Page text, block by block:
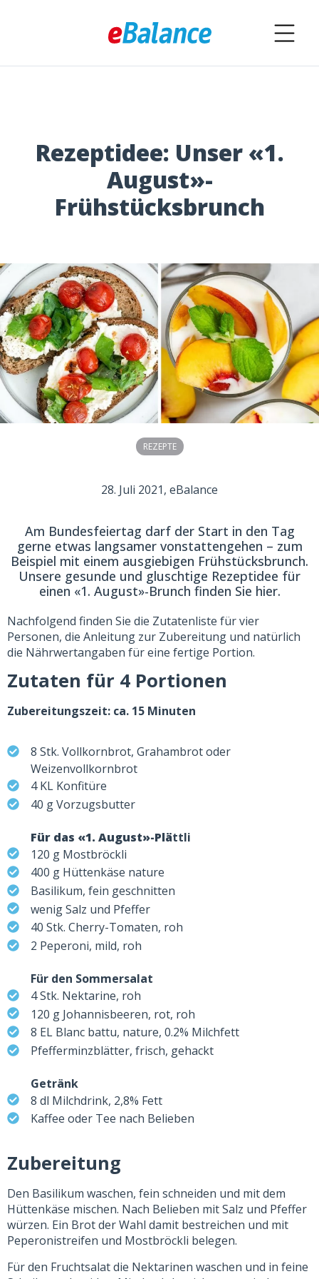
Rezeptidee: Unser «1.
August»-
Frühstücksbrunch
REZEPTE
28. Juli 2021, eBalance
Am Bundesfeiertag darf der Start in den Tag
gerne etwas langsamer vonstattengehen – zum
Beispiel mit einem ausgiebigen Frühstücksbrunch.
Unsere gesunde und gluschtige Rezeptidee für
einen «1. August»-Brunch finden Sie hier.
Nachfolgend finden Sie die Zutatenliste für vier
Personen, die Anleitung zur Zubereitung und natürlich
die Nährwertangaben für eine fertige Portion.
Zutaten für 4 Portionen
Zubereitungszeit: ca. 15 Minuten
8 Stk. Vollkornbrot, Grahambrot oder
Weizenvollkornbrot
4 KL Konfitüre
40 g Vorzugsbutter
Für das «1. August»-Plättli
120 g Mostbröckli
400 g Hüttenkäse nature
Basilikum, fein geschnitten
wenig Salz und Pfeffer
40 Stk. Cherry-Tomaten, roh
2 Peperoni, mild, roh
Für den Sommersalat
4 Stk. Nektarine, roh
120 g Johannisbeeren, rot, roh
8 EL Blanc battu, nature, 0.2% Milchfett
Pfefferminzblätter, frisch, gehackt
Getränk
8 dl Milchdrink, 2,8% Fett
Kaffee oder Tee nach Belieben
Zubereitung
Den Basilikum waschen, fein schneiden und mit dem
Hüttenkäse mischen. Nach Belieben mit Salz und Pfeffer
würzen. Ein Brot der Wahl damit bestreichen und mit
Peperonistreifen und Mostbröckli belegen.
Für den Fruchtsalat die Nektarinen waschen und in feine